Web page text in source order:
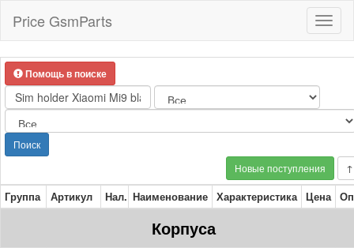
Price GsmParts
Помощь в поиске
Поиск
Новые поступления
↑
Группа Артикул Нал. Наименование Характеристика Цена
Корпуса